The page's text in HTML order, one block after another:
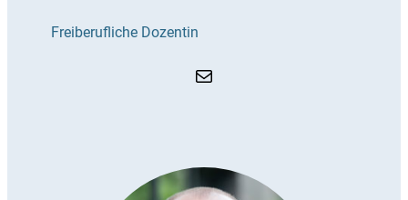
Freiberufliche Dozentin
E-Mail